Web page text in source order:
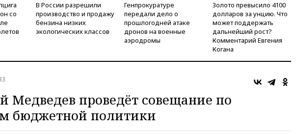
со
В России разрешили
производство и продажу
бензина низких
экологических классов
Генпрокуратуре
передали дело о
прошлогодней атаке
дронов на военные
аэродромы
Золото превысило 4100
долларов за унцию. Что
может поддержать
дальнейший рост?
Комментарий Евгения
Когана
Медведев проведёт совещание по
бюджетной политики